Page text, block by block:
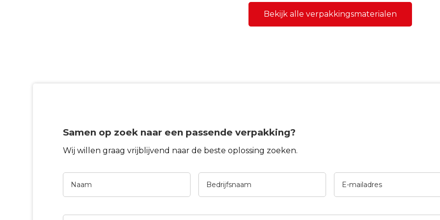
Bekijk alle verpakkingsmaterialen
Samen op zoek naar een passende verpakking?
Wij willen graag vrijblijvend naar de beste oplossing zoeken.
Naam Bedrijfsnaam
E-
mailadres